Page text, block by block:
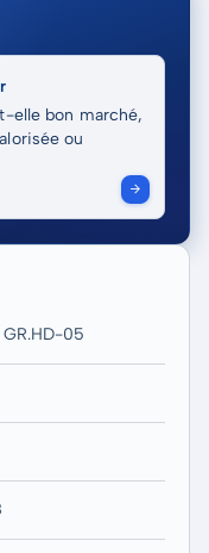
elle bon marché,
ou
GR.HD-05